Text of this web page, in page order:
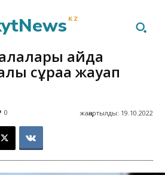
KZ
қайда
сұраққа жауап
жаңартылды: 19.10.2022
0